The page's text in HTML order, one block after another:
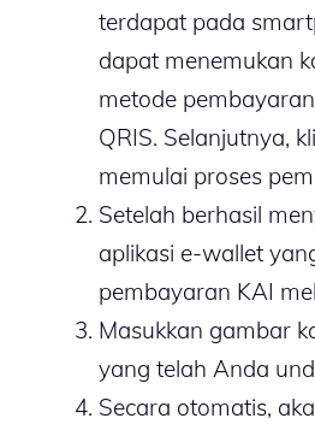
terdapat pada
dapat menemukan
metode
QRIS. Selanjutnya,
memulai proses
Setelah berhasil
aplikasi e-wallet
pembayaran KAI
Masukkan gambar
yang telah Anda
Secara otomatis,